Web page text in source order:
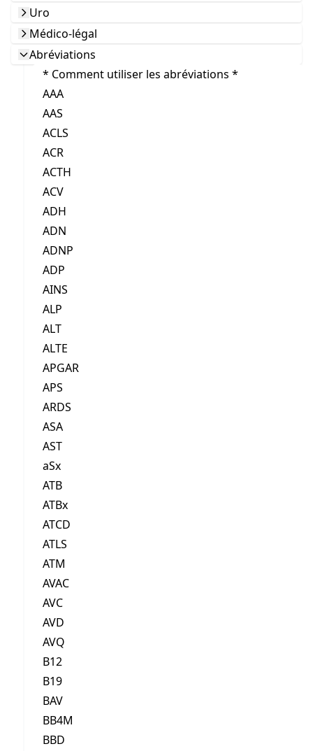
Uro
Médico-légal
Abréviations
* Comment utiliser les abréviations *
AAA
AAS
ACLS
ACR
ACTH
ACV
ADH
ADN
ADNP
ADP
AINS
ALP
ALT
ALTE
APGAR
APS
ARDS
ASA
AST
aSx
ATB
ATBx
ATCD
ATLS
ATM
AVAC
AVC
AVD
AVQ
B12
B19
BAV
BB4M
BBD